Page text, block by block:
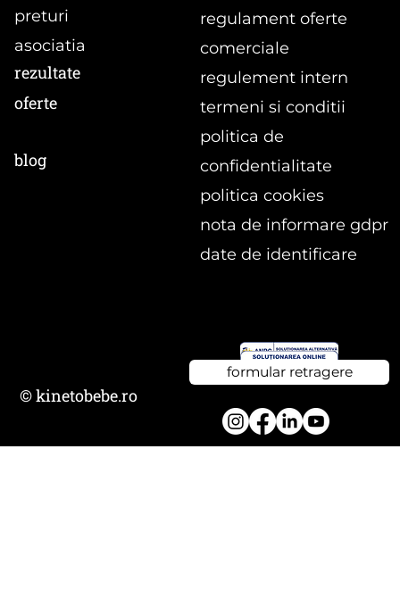
© kinetobebe.ro
preturi
asociatia
rezultate
oferte
blog
regulament oferte
comerciale
regulement intern
termeni si conditii
politica de
confidentialitate
politica cookies
nota de informare gdpr
date de identificare
formular retragere